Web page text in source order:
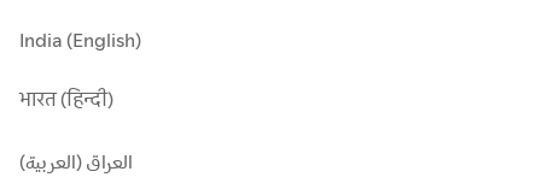
India (English)
भारत (हिन्दी)
العراق (العربية)